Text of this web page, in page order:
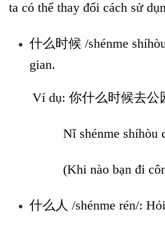
ta có thể thay đổi cách sử
什么时候 /shénme
gian.
Ví dụ: 你什么时候去公
Nǐ shénme shíhòu
(Khi nào bạn đi
什么人 /shénme rén/: